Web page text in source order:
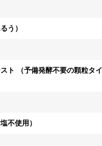
う）
スト （予備発酵不要の顆粒タイ
不使用）